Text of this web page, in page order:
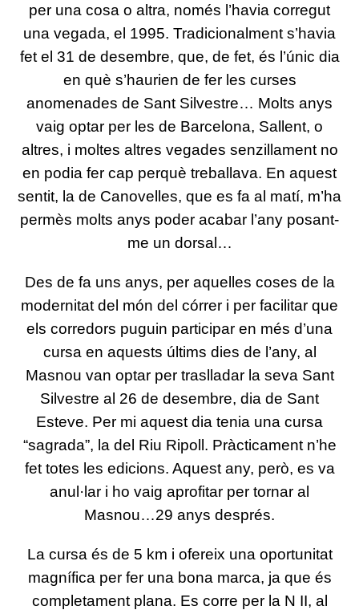
per una cosa o altra, només l’havia corregut
una vegada, el 1995. Tradicionalment s’havia
fet el 31 de desembre, que, de fet, és l’únic dia
en què s’haurien de fer les curses
anomenades de Sant Silvestre… Molts anys
vaig optar per les de Barcelona, Sallent, o
altres, i moltes altres vegades senzillament no
en podia fer cap perquè treballava. En aquest
sentit, la de Canovelles, que es fa al matí, m’ha
permès molts anys poder acabar l’any posant-
me un dorsal…
Des de fa uns anys, per aquelles coses de la
modernitat del món del córrer i per facilitar que
els corredors puguin participar en més d’una
cursa en aquests últims dies de l’any, al
Masnou van optar per traslladar la seva Sant
Silvestre al 26 de desembre, dia de Sant
Esteve. Per mi aquest dia tenia una cursa
“sagrada”, la del Riu Ripoll. Pràcticament n’he
fet totes les edicions. Aquest any, però, es va
anul·lar i ho vaig aprofitar per tornar al
Masnou…29 anys després.
La cursa és de 5 km i ofereix una oportunitat
magnífica per fer una bona marca, ja que és
completament plana. Es corre per la N II, al